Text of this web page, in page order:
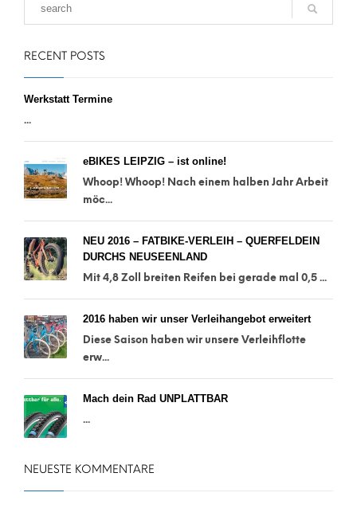
RECENT POSTS
Werkstatt Termine
...
eBIKES LEIPZIG – ist online!
Whoop! Whoop! Nach einem halben Jahr Arbeit
möc...
NEU 2016 – FATBIKE-VERLEIH – QUERFELDEIN
DURCHS NEUSEENLAND
Mit 4,8 Zoll breiten Reifen bei gerade mal 0,5 ...
2016 haben wir unser Verleihangebot erweitert
Diese Saison haben wir unsere Verleihflotte
erw...
Mach dein Rad UNPLATTBAR
...
NEUESTE KOMMENTARE